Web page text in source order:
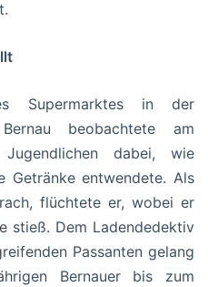
Supermarktes in der
beobachtete am
Jugendlichen dabei, wie
Getränke entwendete. Als
flüchtete er, wobei er
stieß. Dem Ladendedektiv
Passanten gelang
Bernauer bis zum